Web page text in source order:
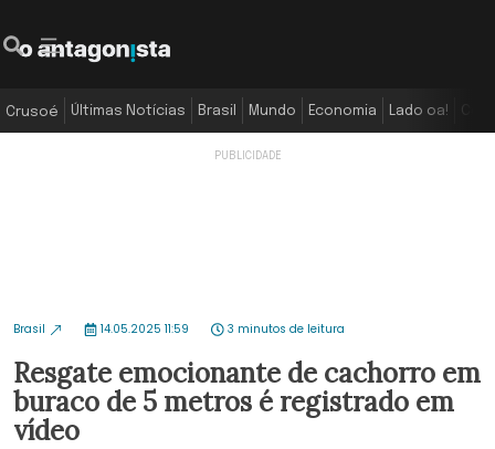
Crusoé Últimas Notícias Brasil Mundo Economia Lado oa!
Brasil 14.05.2025 11:59 3 minutos de leitura
Resgate emocionante de cachorro em
buraco de 5 metros é registrado em
vídeo